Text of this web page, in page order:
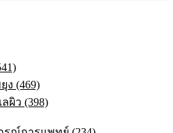
ง (469)
ผิว (398)